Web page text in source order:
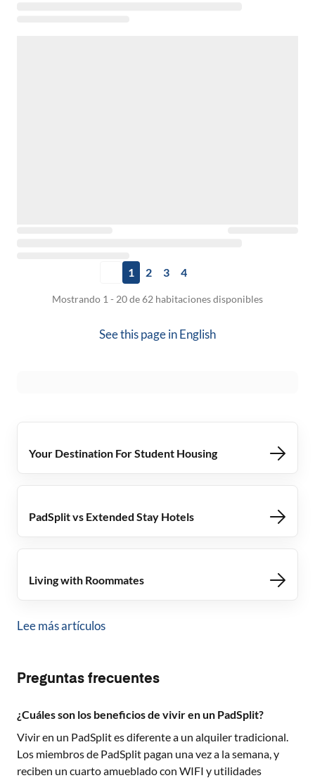
1 2 3 4
Mostrando 1 - 20 de 62 habitaciones disponibles
See this page inEnglish
Your Destination For Student Housing
PadSplit vs Extended Stay Hotels
Living with Roommates
Lee más artículos
Preguntas frecuentes
¿Cuáles son los beneficios de vivir en un PadSplit?
Vivir en un PadSplit es diferente a un alquiler tradicional.
Los miembros de PadSplit pagan una vez a la semana, y
reciben un cuarto amueblado con WIFI y utilidades